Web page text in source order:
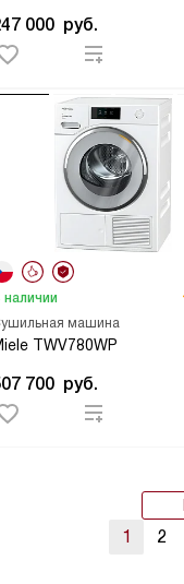
000 руб.
машина
TWV780WP
наличии
700 руб.
1 2